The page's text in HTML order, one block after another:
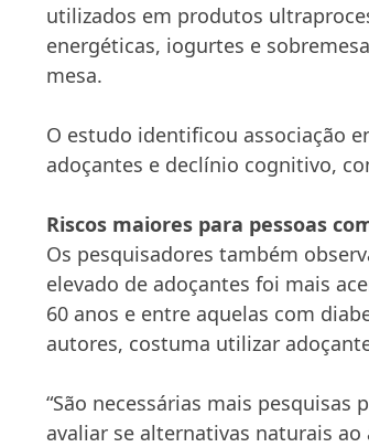
utilizados em produtos
energéticas, iogurtes e
mesa.
O estudo identificou associação
adoçantes e declínio cognitivo,
Riscos maiores para pessoas
Os pesquisadores também
elevado de adoçantes foi mais
60 anos e entre aquelas com
autores, costuma utilizar
“São necessárias mais
avaliar se alternativas naturais